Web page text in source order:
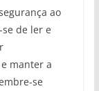
ao
de ler e
manter a
se